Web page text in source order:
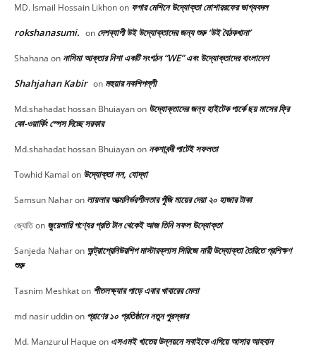
MD. Ismail Hossain Likhonon ফগার মেশিনে উদ্যোক্তা মোশাররফের ভাগ্যবদল
rokshanasumi. on দেশব্যাপী উই উদ্যোক্তাদের জন্য শুরু ‘উই বৈঠকখানা’
Shahana on নাসিমা আক্তার নিশা একটি সংগঠন “WE” এবং উদ্যোক্তাদের বাংলাদেশ
Shahjahan Kabir on মহুয়ার নকশিপল্লী
Md.shahadat hossan Bhuiayanon উদ্যোক্তাদের জন্য হাইটেক পার্কে ছয় মাসের ফ্রি
কো-ওয়ার্কিং স্পেস দিচ্ছে সরকার
Md.shahadat hossan Bhuiayanon নকশাবন্দী পাটেই সফলতা
Towhid Kamal on উদ্যোক্তা নন, যোদ্ধা
Samsun Naharon লায়লার আত্মনির্ভরশীলতার পুঁজি মায়ের দেয়া ২০ হাজার টাকা
জ্যোতিon জুয়েলারি পণ্যের প্রতি টান থেকেই আজ তিনি সফল উদ্যোক্তা
Sanjeda Naharon অন্ট্রাপ্রেনিউরশিপ মাস্টারক্লাস সিরিজে নারী উদ্যোক্তা তৈরিতে প্রশিক্ষণ
শুরু
Tasnim Meshkaton শীতলক্ষ্যার পাড়ে এবার খাবারের মেলা
md nasir uddinon প্রাণের ১০ প্রতিষ্ঠানে নতুন পুরস্কার
Md. Manzurul Haque on এসএমই খাতের উন্নয়নে সবাইকে এগিয়ে আসার আহবান